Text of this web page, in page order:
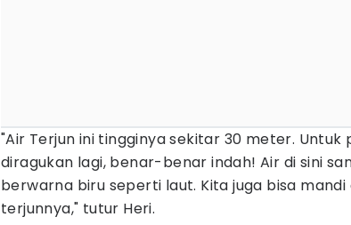
"Air Terjun ini tingginya sekitar 30 meter. Untuk
diragukan lagi, benar-benar indah! Air di sini
berwarna biru seperti laut. Kita juga bisa mandi
terjunnya," tutur Heri.